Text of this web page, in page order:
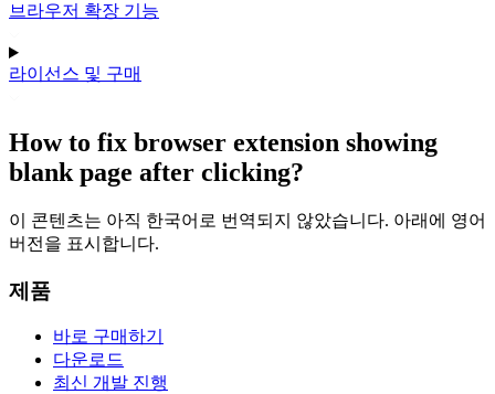
브라우저 확장 기능
라이선스 및 구매
How to fix browser extension showing
blank page after clicking?
이 콘텐츠는 아직 한국어로 번역되지 않았습니다. 아래에 영어
버전을 표시합니다.
제품
바로 구매하기
다운로드
최신 개발 진행